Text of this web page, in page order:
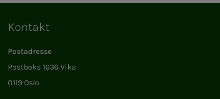
Kontakt
Postadresse
Postboks 1636 Vika
0119 Oslo